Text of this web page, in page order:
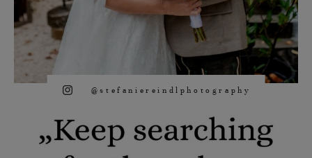
@stefaniereindlphotography